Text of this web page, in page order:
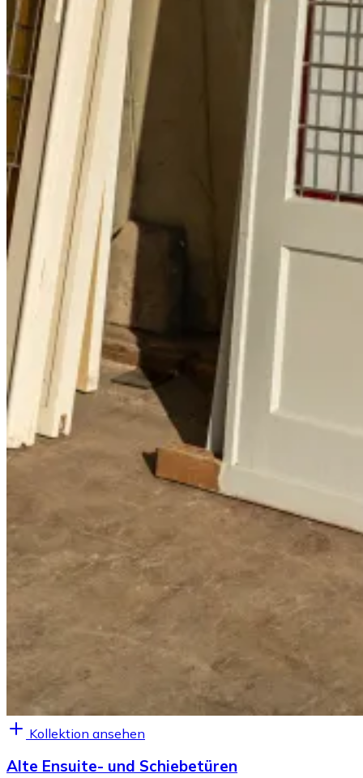
Kollektion ansehen
Alte Ensuite- und Schiebetüren